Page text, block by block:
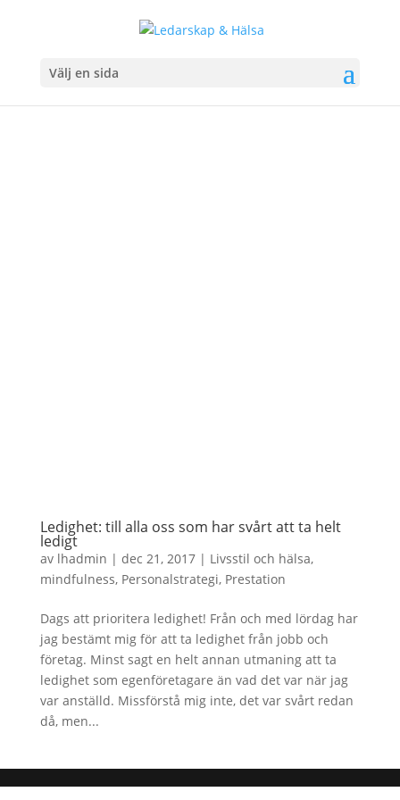
Välj en sida
Ledighet: till alla oss som har svårt att ta helt
ledigt
av lhadmin | dec 21, 2017| Livsstil och hälsa,
mindfulness, Personalstrategi, Prestation
Dags att prioritera ledighet! Från och med lördag har
jag bestämt mig för att ta ledighet från jobb och
företag. Minst sagt en helt annan utmaning att ta
ledighet som egenföretagare än vad det var när jag
var anställd. Missförstå mig inte, det var svårt redan
då, men...